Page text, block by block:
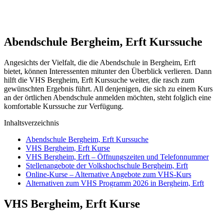
Abendschule Bergheim, Erft Kurssuche
Angesichts der Vielfalt, die die Abendschule in Bergheim, Erft
bietet, können Interessenten mitunter den Überblick verlieren. Dann
hilft die VHS Bergheim, Erft Kurssuche weiter, die rasch zum
gewünschten Ergebnis führt. All denjenigen, die sich zu einem Kurs
an der örtlichen Abendschule anmelden möchten, steht folglich eine
komfortable Kurssuche zur Verfügung.
Inhaltsverzeichnis
Abendschule Bergheim, Erft Kurssuche
VHS Bergheim, Erft Kurse
VHS Bergheim, Erft – Öffnungszeiten und Telefonnummer
Stellenangebote der Volkshochschule Bergheim, Erft
Online-Kurse – Alternative Angebote zum VHS-Kurs
Alternativen zum VHS Programm 2026 in Bergheim, Erft
VHS Bergheim, Erft Kurse